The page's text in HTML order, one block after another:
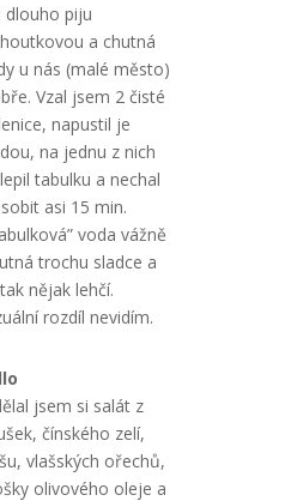
dlouho piju
a chutná
u nás (malé město)
Vzal jsem 2 čisté
napustil je
na jednu z nich
tabulku a nechal
asi 15 min.
voda vážně
trochu sladce a
nějak lehčí.
rozdíl nevidím.
jsem si salát z
čínského zelí,
vlašských ořechů,
olivového oleje a